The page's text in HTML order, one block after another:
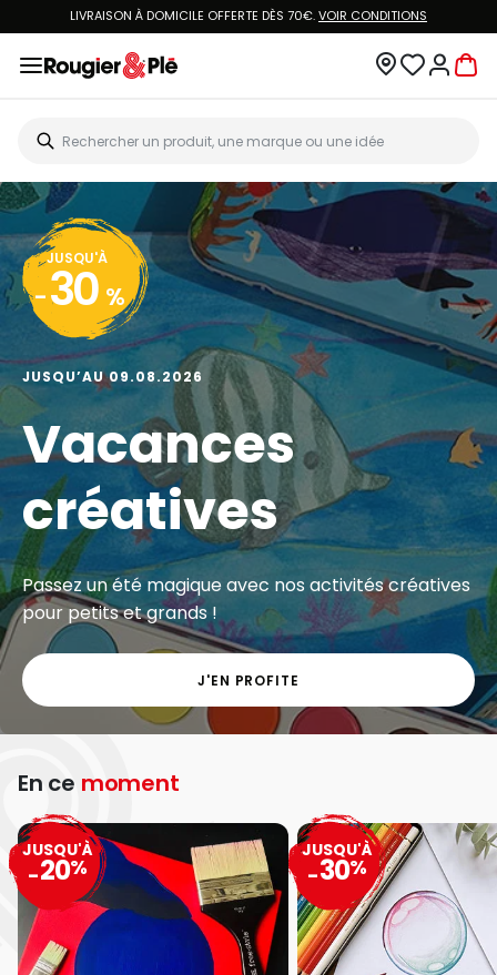
LIVRAISON À DOMICILE OFFERTE DÈS 70€.VOIR CONDITIONS
JUSQU'À
- 30 %
JUSQU’AU 09.08.2026
Vacances
créatives
Passez un été magique avec nos activités créatives
pour petits et grands !
J'EN PROFITE
En ce moment
JUSQU'À
-20%
JUSQU'À
-30%